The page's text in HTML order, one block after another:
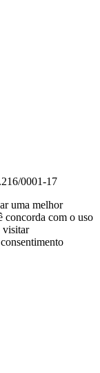
0001-17
uma melhor
com o uso
visitar